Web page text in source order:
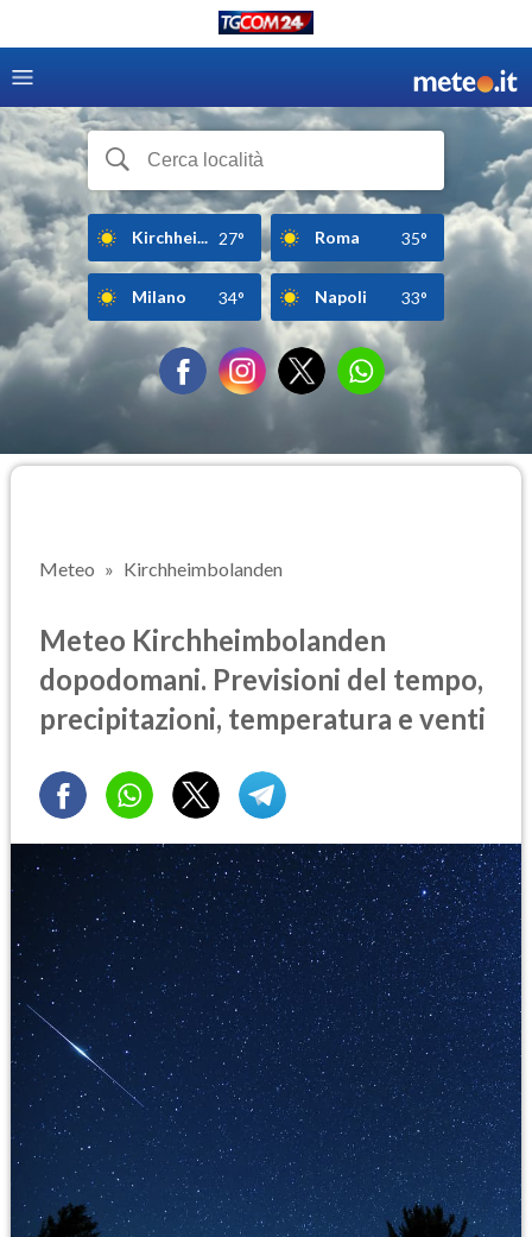
Kirchhei... 27° Roma 35°
Milano 34° Napoli 33°
Meteo Kirchheimbolanden
Meteo Kirchheimbolanden
dopodomani. Previsioni del tempo,
precipitazioni, temperatura e venti